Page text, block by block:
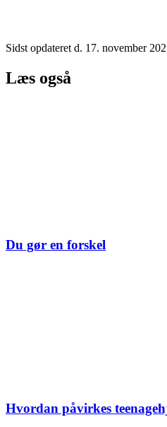
Sidst opdateret d. 17. november
Læs også
Du gør en forskel
Hvordan påvirkes